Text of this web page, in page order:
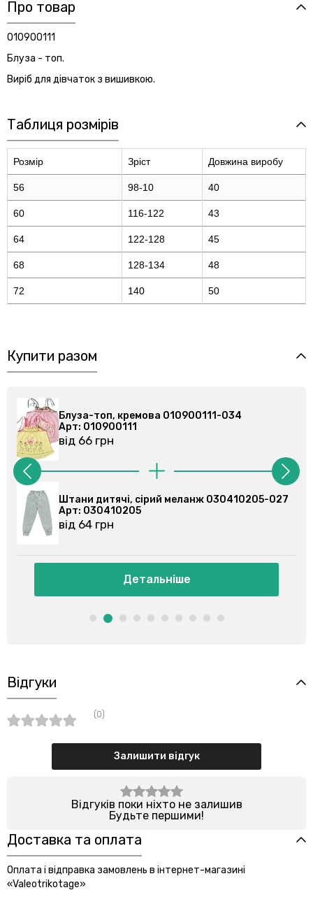
Про товар
010900111
Блуза - топ.
Виріб для дівчаток з вишивкою.
Таблиця розмірів
Розмір Зріст Довжина виробу
56 98-10 40
60 116-122 43
64 122-128 45
68 128-134 48
72 140 50
Купити разом
Блуза-топ, кремова 010900111-034
Арт: 010900111
від 66 грн
Штани дитячі, сірий меланж 030410205-027
Арт: 030410205
від 64 грн
Детальніше
Відгуки
(0)
Залишити відгук
Відгуків поки ніхто не залишив
Будьте першими!
Доставка та оплата
Оплата і відправка замовлень в інтернет-магазині
«Valeotrikotage»